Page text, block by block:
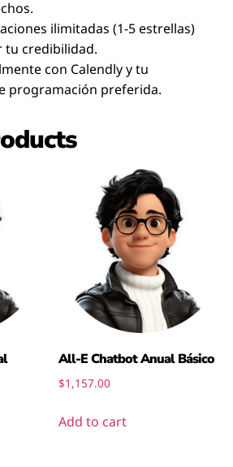
ilimitadas (1-5 estrellas)
tu credibilidad.
con Calendly y tu
programación preferida.
All-E Chatbot Anual Básico
$1,157.00
Add to cart